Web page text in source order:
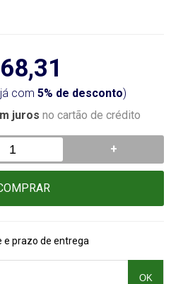
com 5% de desconto)
juros no cartão de crédito
+
e prazo de entrega
OK